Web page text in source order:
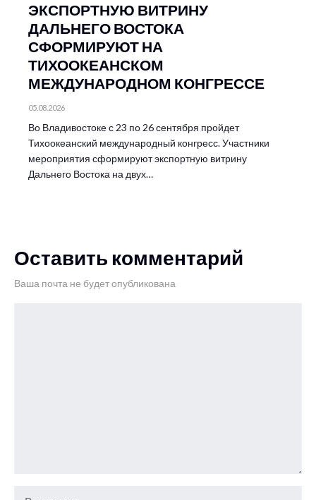
ЭКСПОРТНУЮ ВИТРИНУ
ДАЛЬНЕГО ВОСТОКА
СФОРМИРУЮТ НА
ТИХООКЕАНСКОМ
МЕЖДУНАРОДНОМ КОНГРЕССЕ
05.08.2026
Во Владивостоке с 23 по 26 сентября пройдет
Тихоокеанский международный конгресс. Участники
мероприятия сформируют экспортную витрину
Дальнего Востока на двух…
Оставить комментарий
Ваша почта не будет опубликована